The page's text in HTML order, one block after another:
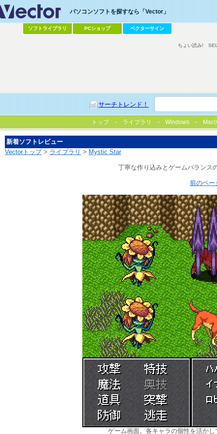
パソコンソフトを探すなら「Vector」
ソフトライブラリ PCショップ ベクターサイン
サーチトレンド！
ちょい読み!
トップ ライブラリ Windows
新着ソフトレビュー
Vectorトップ> ライブラリ > Mystic Star
丁寧な作り込みとゲームバランス
前のペー
ゲーム画面。各キャラの個性を活か